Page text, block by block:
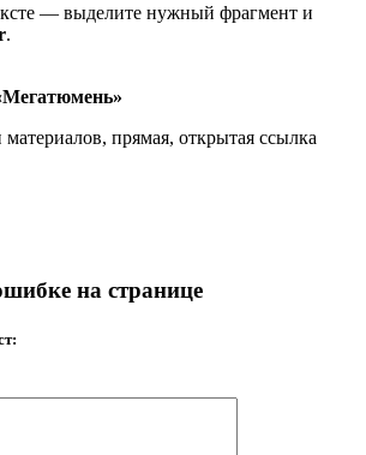
— выделите нужный фрагмент и
.
прямая, открытая ссылка
на странице